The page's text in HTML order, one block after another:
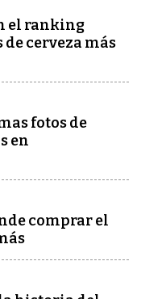
el ranking
cerveza más
fotos de
en
comprar el